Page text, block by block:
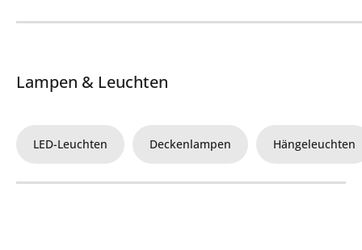
Lampen & Leuchten
LED-Leuchten Deckenlampen Hängeleuchten